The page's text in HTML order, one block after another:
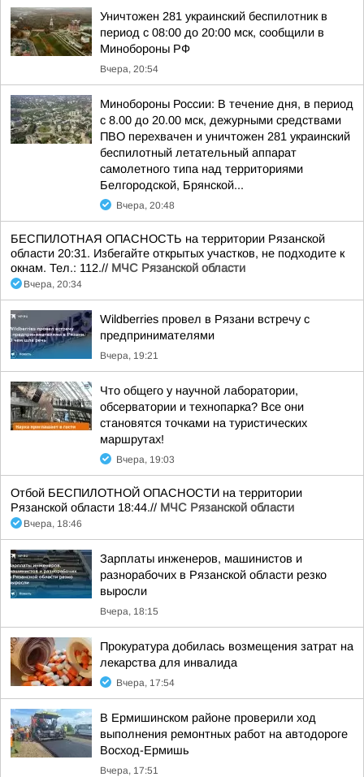
Уничтожен 281 украинский беспилотник в
период с 08:00 до 20:00 мск, сообщили в
Минобороны РФ
Вчера, 20:54
Минобороны России: В течение дня, в период
с 8.00 до 20.00 мск, дежурными средствами
ПВО перехвачен и уничтожен 281 украинский
беспилотный летательный аппарат
самолетного типа над территориями
Белгородской, Брянской...
Вчера, 20:48
БЕСПИЛОТНАЯ ОПАСНОСТЬ на территории Рязанской
области 20:31. Избегайте открытых участков, не подходите к
окнам. Тел.: 112.// МЧС Рязанской области
Вчера, 20:34
Wildberries провел в Рязани встречу с
предпринимателями
Вчера, 19:21
Что общего у научной лаборатории,
обсерватории и технопарка? Все они
становятся точками на туристических
маршрутах!
Вчера, 19:03
Отбой БЕСПИЛОТНОЙ ОПАСНОСТИ на территории
Рязанской области 18:44.// МЧС Рязанской области
Вчера, 18:46
Зарплаты инженеров, машинистов и
разнорабочих в Рязанской области резко
выросли
Вчера, 18:15
Прокуратура добилась возмещения затрат на
лекарства для инвалида
Вчера, 17:54
В Ермишинском районе проверили ход
выполнения ремонтных работ на автодороге
Восход-Ермишь
Вчера, 17:51